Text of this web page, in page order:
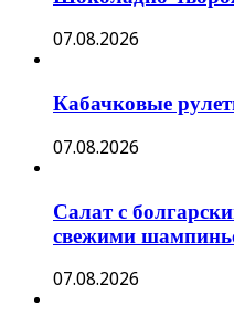
07.08.2026
Кабачковые
07.08.2026
Салат с
свежими
07.08.2026